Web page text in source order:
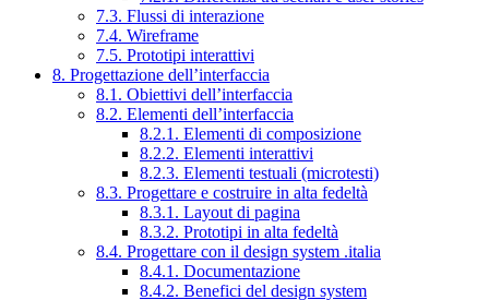
7.3. Flussi di interazione
7.4. Wireframe
7.5. Prototipi interattivi
8. Progettazione dell’interfaccia
8.1. Obiettivi dell’interfaccia
8.2. Elementi dell’interfaccia
8.2.1. Elementi di composizione
8.2.2. Elementi interattivi
8.2.3. Elementi testuali (microtesti)
8.3. Progettare e costruire in alta fedeltà
8.3.1. Layout di pagina
8.3.2. Prototipi in alta fedeltà
8.4. Progettare con il design system .italia
8.4.1. Documentazione
8.4.2. Benefici del design system